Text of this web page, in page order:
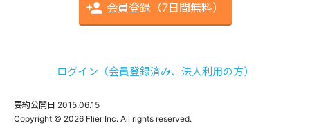
会員登録（7日間無料）
ログイン（会員登録済み、法人利用の方）
要約公開日 2015.06.15